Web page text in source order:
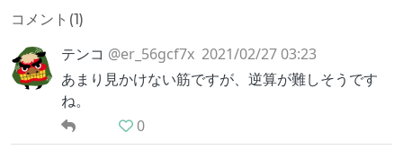
コメント(1)
テンコ @er_56gcf7x 2021/02/27 03:23
あまり見かけない筋ですが、逆算が難しそうです
ね。
0